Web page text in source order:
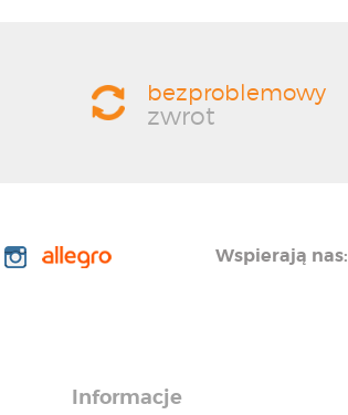
bezproblemowy
zwrot
Wspierają nas:
Informacje